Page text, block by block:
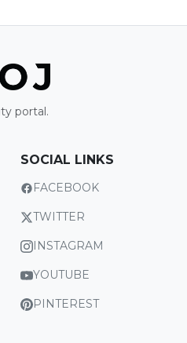
portal.
SOCIAL LINKS
FACEBOOK
TWITTER
INSTAGRAM
YOUTUBE
PINTEREST